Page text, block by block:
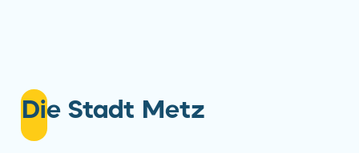
Die Stadt Metz